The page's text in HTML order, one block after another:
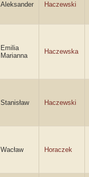
Aleksander Haczewski
Emilia
Marianna
Haczewska
Stanisław Haczewski
Wacław Horaczek